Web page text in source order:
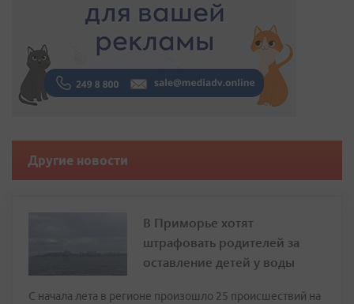
Другие новости
В Приморье хотят
штрафовать родителей за
оставление детей у воды
С начала лета в регионе произошло 25 происшествий на